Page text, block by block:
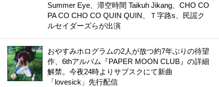
Summer Eye、滞空時間 Taikuh Jikang、CHO CO
PA CO CHO CO QUIN QUIN、Ｔ字路s、民謡ク
ルセイダーズらが出演
おやすみホログラムの2人が放つ約7年ぶりの待望
作、6thアルバム『PAPER MOON CLUB』の詳細
解禁。今夜24時よりサブスクにて新曲
「lovesick」先行配信